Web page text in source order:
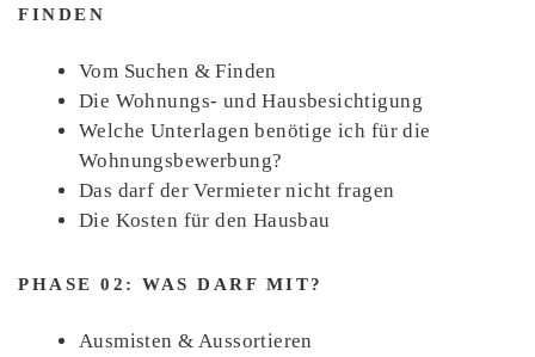
FINDEN
Vom Suchen & Finden
Die Wohnungs- und Hausbesichtigung
Welche Unterlagen benötige ich für die
Wohnungsbewerbung?
Das darf der Vermieter nicht fragen
Die Kosten für den Hausbau
PHASE 02: WAS DARF MIT?
Ausmisten & Aussortieren